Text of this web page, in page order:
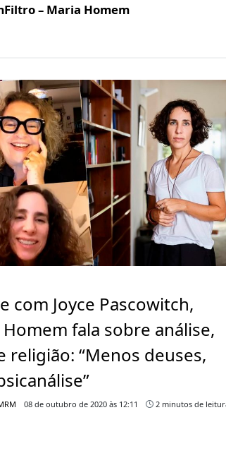
– Maria Homem
com Joyce Pascowitch,
fala sobre análise,
religião: “Menos deuses,
08 de outubro de 2020 às 12:11 2 minutos de